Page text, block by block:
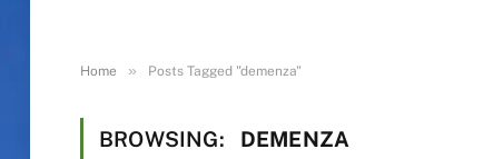
Home » Posts Tagged "demenza"
BROWSING: DEMENZA